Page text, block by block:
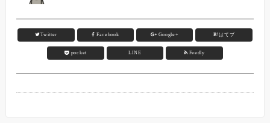
Twitter Facebook Google+ B!はてブ
pocket LINE Feedly